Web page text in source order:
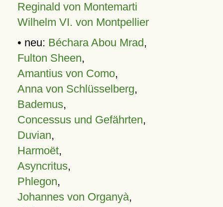
Reginald von Montemarti
Wilhelm VI. von Montpellier
• neu: Béchara Abou Mrad,
Fulton Sheen,
Amantius von Como,
Anna von Schlüsselberg,
Bademus,
Concessus und Gefährten,
Duvian,
Harmoët,
Asyncritus,
Phlegon,
Johannes von Organyà,